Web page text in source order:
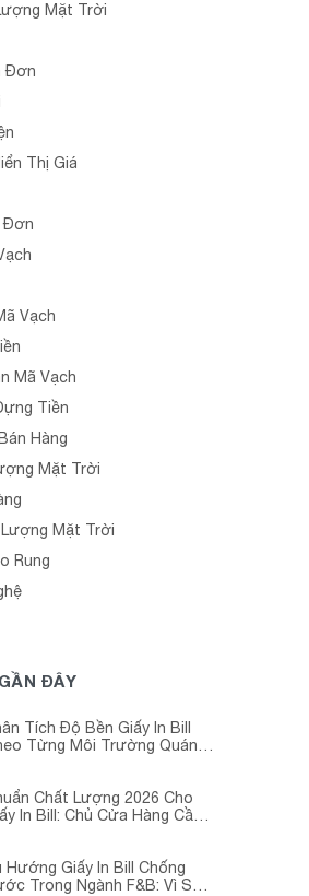
Mặt Trời
Đơn
Thị Giá
Đơn
Vạch
Mã Vạch
Tiền
Hàng
Mặt Trời
Mặt Trời
Rung
ĐÂY
Tích Độ Bền Giấy In Bill
Từng Môi Trường Quán
Chất Lượng 2026 Cho
In Bill: Chủ Cửa Hàng Cần
Hướng Giấy In Bill Chống
Trong Ngành F&B: Vì Sao